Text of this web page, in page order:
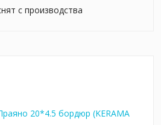
с производства